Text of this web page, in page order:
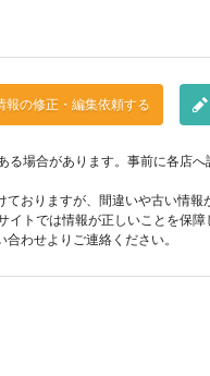
報の修正・編集依頼する
場合があります。事前に各店
おりますが、間違いや古い情
イトでは情報が正しいことを保
わせよりご連絡ください。